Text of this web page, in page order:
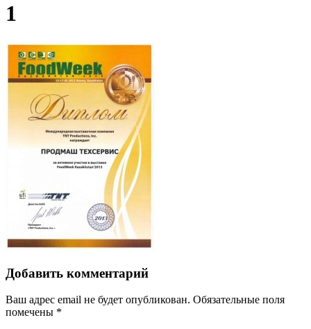
1
Добавить комментарий
Ваш адрес email не будет опубликован. Обязательные поля
помечены *